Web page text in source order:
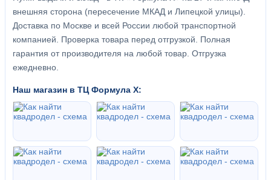
внешняя сторона (пересечение МКАД и Липецкой улицы).
Доставка по Москве и всей России любой транспортной
компанией. Проверка товара перед отгрузкой. Полная
гарантия от производителя на любой товар. Отгрузка
ежедневно.
Наш магазин в ТЦ Формула Х: